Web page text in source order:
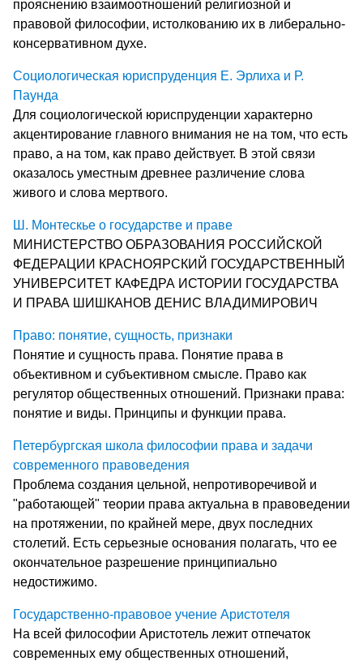
прояснению взаимоотношений религиозной и
правовой философии, истолкованию их в либерально-
консервативном духе.
Социологическая юриспруденция Е. Эрлиха и Р.
Паунда
Для социологической юриспруденции характерно
акцентирование главного внимания не на том, что есть
право, а на том, как право действует. В этой связи
оказалось уместным древнее различение слова
живого и слова мертвого.
Ш. Монтескье о государстве и праве
МИНИСТЕРСТВО ОБРАЗОВАНИЯ РОССИЙСКОЙ
ФЕДЕРАЦИИ КРАСНОЯРСКИЙ ГОСУДАРСТВЕННЫЙ
УНИВЕРСИТЕТ КАФЕДРА ИСТОРИИ ГОСУДАРСТВА
И ПРАВА ШИШКАНОВ ДЕНИС ВЛАДИМИРОВИЧ
Право: понятие, сущность, признаки
Понятие и сущность права. Понятие права в
объективном и субъективном смысле. Право как
регулятор общественных отношений. Признаки права:
понятие и виды. Принципы и функции права.
Петербургская школа философии права и задачи
современного правоведения
Проблема создания цельной, непротиворечивой и
"работающей" теории права актуальна в правоведении
на протяжении, по крайней мере, двух последних
столетий. Есть серьезные основания полагать, что ее
окончательное разрешение принципиально
недостижимо.
Государственно-правовое учение Аристотеля
На всей философии Аристотель лежит отпечаток
современных ему общественных отношений,